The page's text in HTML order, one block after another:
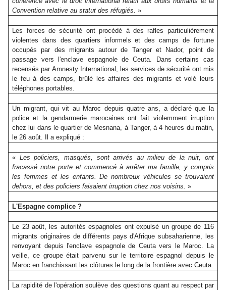
Convention relative au statut des réfugiés. »
Les forces de sécurité ont procédé à des rafles particulièrement
violentes dans des quartiers informels et des camps de fortune
occupés par des migrants autour de Tanger et Nador, point de
passage vers l'enclave espagnole de Ceuta. Dans certains cas
recensés par Amnesty International, les services de sécurité ont mis
le feu à des camps, brûlé les affaires des migrants et volé leurs
téléphones portables.
Un migrant, qui vit au Maroc depuis quatre ans, a déclaré que la
police et la gendarmerie marocaines ont fait violemment irruption
chez lui dans le quartier de Mesnana, à Tanger, à 4 heures du matin,
le 26 août. Il a expliqué :
« Les policiers, masqués, sont arrivés au milieu de la nuit, ont
fracassé notre porte et commencé à arrêter ma famille, y compris
les femmes et les enfants. De nombreux véhicules se trouvaient
dehors, et des policiers faisaient irruption chez nos voisins. »
L'Espagne complice ?
Le 23 août, les autorités espagnoles ont expulsé un groupe de 116
migrants originaires de différents pays d'Afrique subsaharienne, les
renvoyant depuis l'enclave espagnole de Ceuta vers le Maroc. La
veille, ce groupe était parvenu sur le territoire espagnol depuis le
Maroc en franchissant les clôtures le long de la frontière avec Ceuta.
La rapidité de l'opération soulève des questions quant au respect par